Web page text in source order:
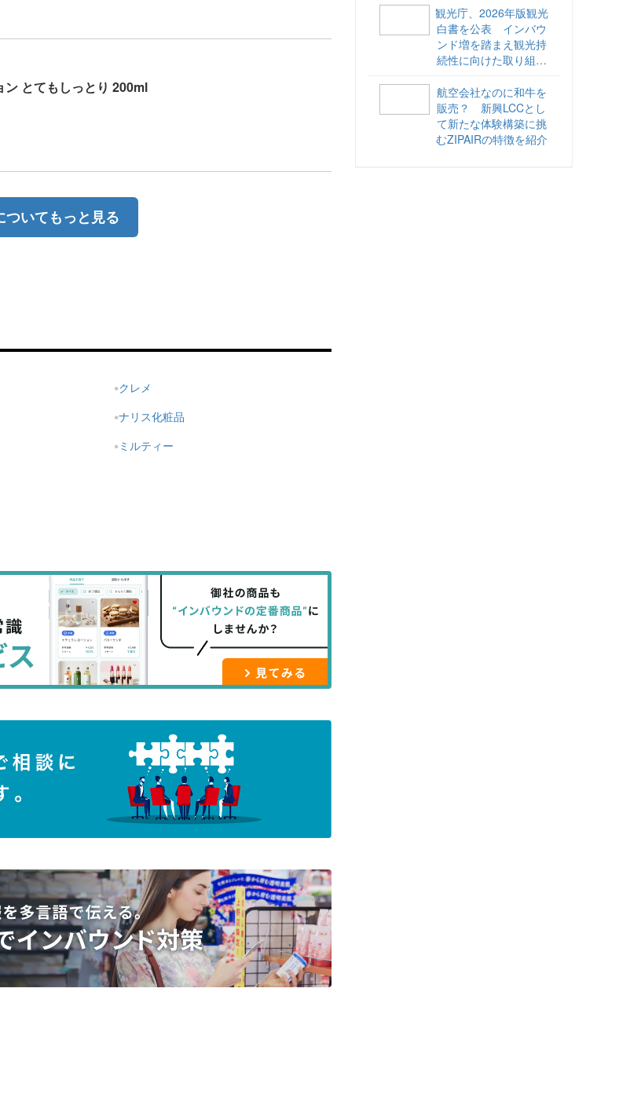
とてもしっとり 200ml
いてもっと見る
クレメ
ナリス化粧品
ミルティー
観光庁、2026年版観光
白書を公表 インバウ
ンド増を踏まえ観光持
続性に向けた取り組み
航空会社なのに和牛を
販売？ 新興LCCとし
て新たな体験構築に挑
むZIPAIRの特徴を紹介